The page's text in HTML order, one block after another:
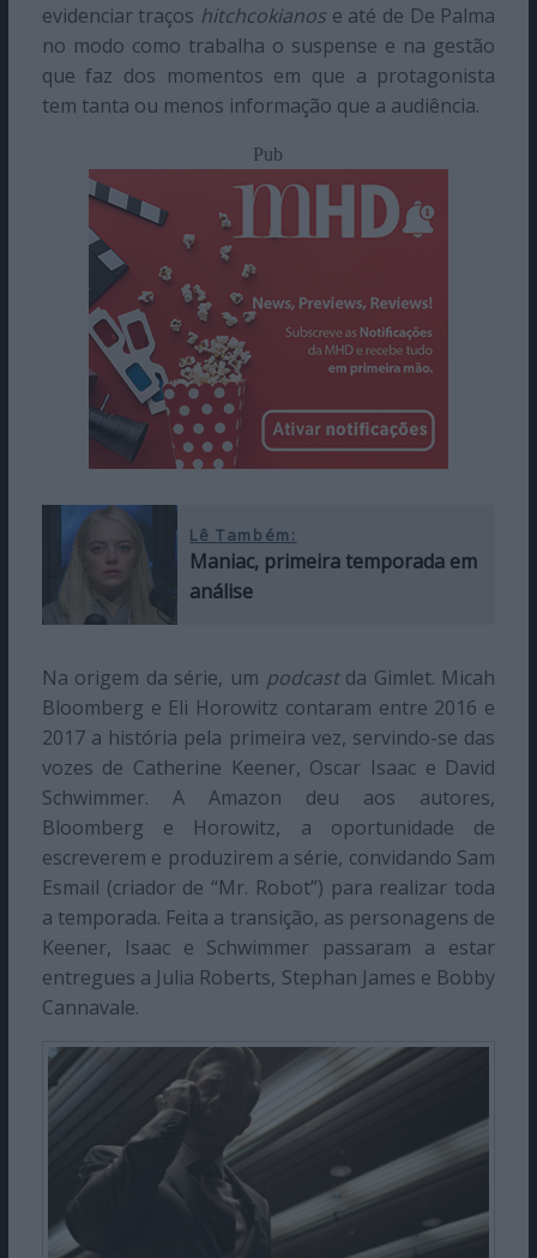
evidenciar traços hitchcokianos e até de De Palma
no modo como trabalha o suspense e na gestão
que faz dos momentos em que a protagonista
tem tanta ou menos informação que a audiência.
Pub
Lê Também:
Maniac, primeira temporada em
análise
Na origem da série, um podcast da Gimlet. Micah
Bloomberg e Eli Horowitz contaram entre 2016 e
2017 a história pela primeira vez, servindo-se das
vozes de Catherine Keener, Oscar Isaac e David
Schwimmer. A Amazon deu aos autores,
Bloomberg e Horowitz, a oportunidade de
escreverem e produzirem a série, convidando Sam
Esmail (criador de “Mr. Robot”) para realizar toda
a temporada. Feita a transição, as personagens de
Keener, Isaac e Schwimmer passaram a estar
entregues a Julia Roberts, Stephan James e Bobby
Cannavale.